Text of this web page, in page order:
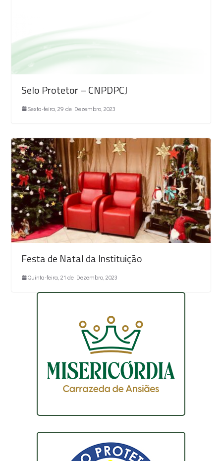
Selo Protetor – CNPDPCJ
Sexta-feira, 29 de Dezembro, 2023
Festa de Natal da Instituição
Quinta-feira, 21 de Dezembro, 2023